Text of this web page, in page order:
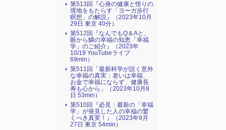
第513回『心身の健康と悟りの
境地をもたらす「ヨーガ歩行
瞑想」の解説』（2023年10月
29日 東京 40分）
第512回『なんでもQ＆Aと、
眼から鱗の幸福の知恵「幸福
学」のご紹介』（2023年
10/19 YouTubeライブ
69min）
第511回「最新科学が説く意外
な幸福の真実：老いは幸福、
お金で幸福にならず、健康長
寿も心から」（2023年10月8
日 53min）
第510回『必見：最新の「幸福
学」が発見した人の幸福の驚
くべき真実！』（2023年9月
27日 東京 54min）